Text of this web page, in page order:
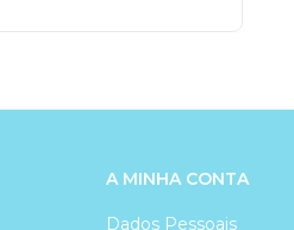
A MINHA CONTA
Dados Pessoais